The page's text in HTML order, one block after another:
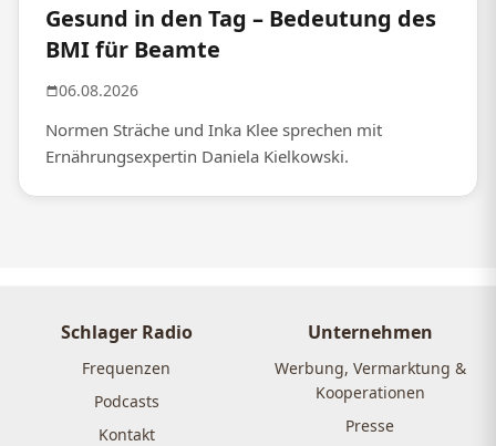
Gesund in den Tag – Bedeutung des
BMI für Beamte
06.08.2026
Normen Sträche und Inka Klee sprechen mit
Ernährungsexpertin Daniela Kielkowski.
Schlager Radio
Frequenzen
Podcasts
Kontakt
Unternehmen
Werbung, Vermarktung &
Kooperationen
Presse